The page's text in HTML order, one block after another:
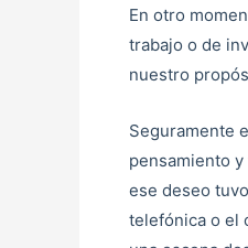
En otro
trabajo o de
nuestro
Seguramente
pensamiento
ese deseo
telefónica o el